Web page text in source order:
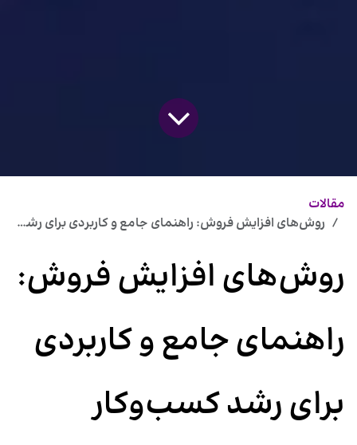
مقالات
روش‌های افزایش فروش: راهنمای جامع و کاربردی برای رشد کسب‌وکار
روش‌های افزایش فروش:
راهنمای جامع و کاربردی
برای رشد کسب‌وکار